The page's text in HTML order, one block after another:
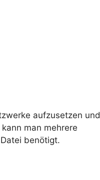
aufzusetzen und
man mehrere
benötigt.